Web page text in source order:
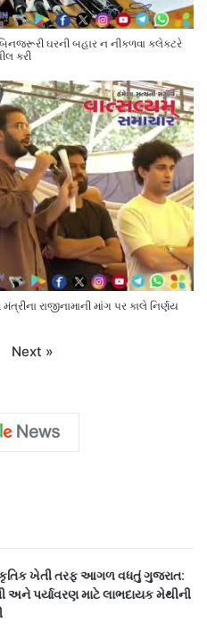
ઘરની બહાર ન નીકળવા કલેક્ટરે
કરી
રાજીનામાની માંગ પર કાલે નિર્ણય
Next »
ખેતી તરફ આગળ વધતું ગુજરાત:
અને પર્યાવરણ માટે લાભદાયક મેથીની